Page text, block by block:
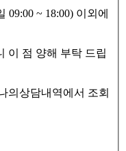
~ 18:00) 이외에
이 점 양해 부탁 드립
의상담내역에서 조회